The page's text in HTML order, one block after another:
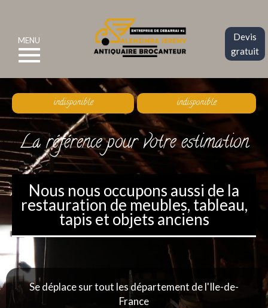
Devis
gratuit
MENU
indisponible indisponible
La référence pour votre estimation
Nous nous occupons aussi de la
restauration de meubles, tableau,
tapis et objets anciens
Se déplace sur tout les département de l'Ile-de-
France